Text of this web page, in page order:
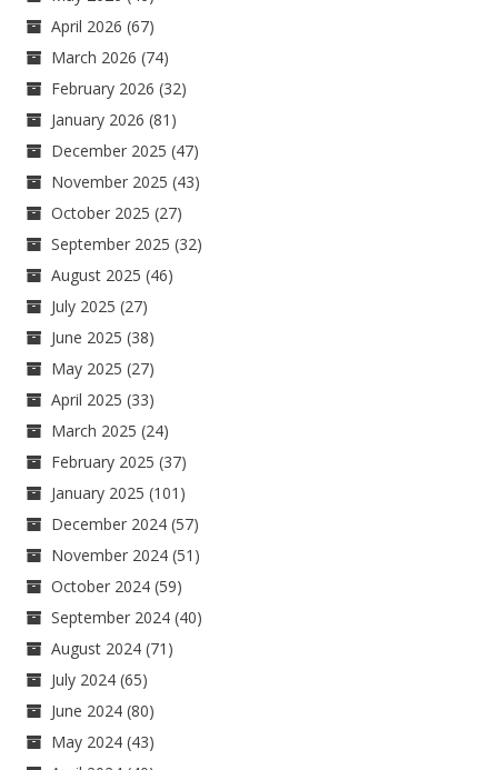
April 2026 (67)
March 2026 (74)
February 2026 (32)
January 2026 (81)
December 2025 (47)
November 2025 (43)
October 2025 (27)
September 2025 (32)
August 2025 (46)
July 2025 (27)
June 2025 (38)
May 2025 (27)
April 2025 (33)
March 2025 (24)
February 2025 (37)
January 2025 (101)
December 2024 (57)
November 2024 (51)
October 2024 (59)
September 2024 (40)
August 2024 (71)
July 2024 (65)
June 2024 (80)
May 2024 (43)